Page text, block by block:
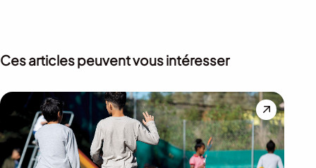
Ces articles peuvent vous intéresser